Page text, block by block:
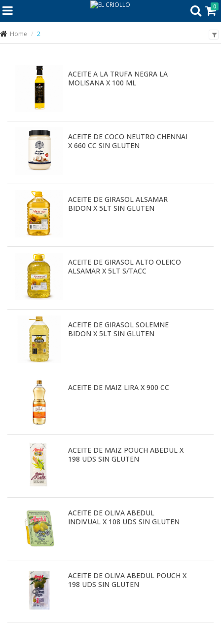
0
Home 2
ACEITE A LA TRUFA NEGRA LA
MOLISANA X 100 ML
ACEITE DE COCO NEUTRO CHENNAI
X 660 CC SIN GLUTEN
ACEITE DE GIRASOL ALSAMAR
BIDON X 5LT SIN GLUTEN
ACEITE DE GIRASOL ALTO OLEICO
ALSAMAR X 5LT S/TACC
ACEITE DE GIRASOL SOLEMNE
BIDON X 5LT SIN GLUTEN
ACEITE DE MAIZ LIRA X 900 CC
ACEITE DE MAIZ POUCH ABEDUL X
198 UDS SIN GLUTEN
ACEITE DE OLIVA ABEDUL
INDIVUAL X 108 UDS SIN GLUTEN
ACEITE DE OLIVA ABEDUL POUCH X
198 UDS SIN GLUTEN